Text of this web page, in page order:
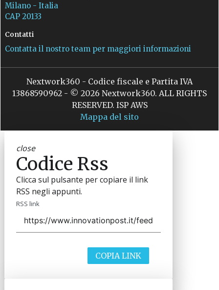
Milano - Italia
CAP 20133
Contatti
Contatta il nostro team per maggiori informazioni
Nextwork360 - Codice fiscale e Partita IVA
13868590962 - © 2026 Nextwork360. ALL RIGHTS
RESERVED. ISP AWS
Mappa del sito
close
Codice Rss
Clicca sul pulsante per copiare il link
RSS negli appunti.
RSS link
COPIA LINK